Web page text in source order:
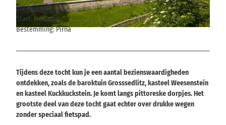
© Ernst Wrba, Ernst Wrba
277 m
Start: Heidenau
Bestemming: Pirna
Tijdens deze tocht kun je een aantal bezienswaardigheden
ontdekken, zoals de baroktuin Grosssedlitz, kasteel Weesenstein
en kasteel Kuckkuckstein. Je komt langs pittoreske dorpjes. Het
grootste deel van deze tocht gaat echter over drukke wegen
zonder speciaal fietspad.